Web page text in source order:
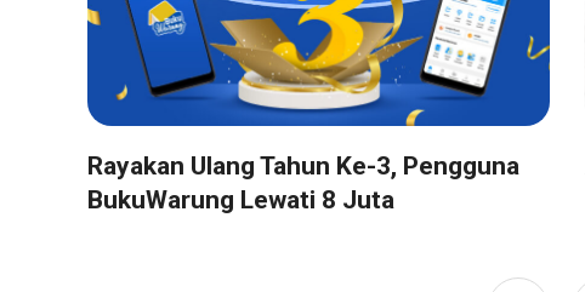
Rayakan Ulang Tahun Ke-3, Pengguna
BukuWarung Lewati 8 Juta